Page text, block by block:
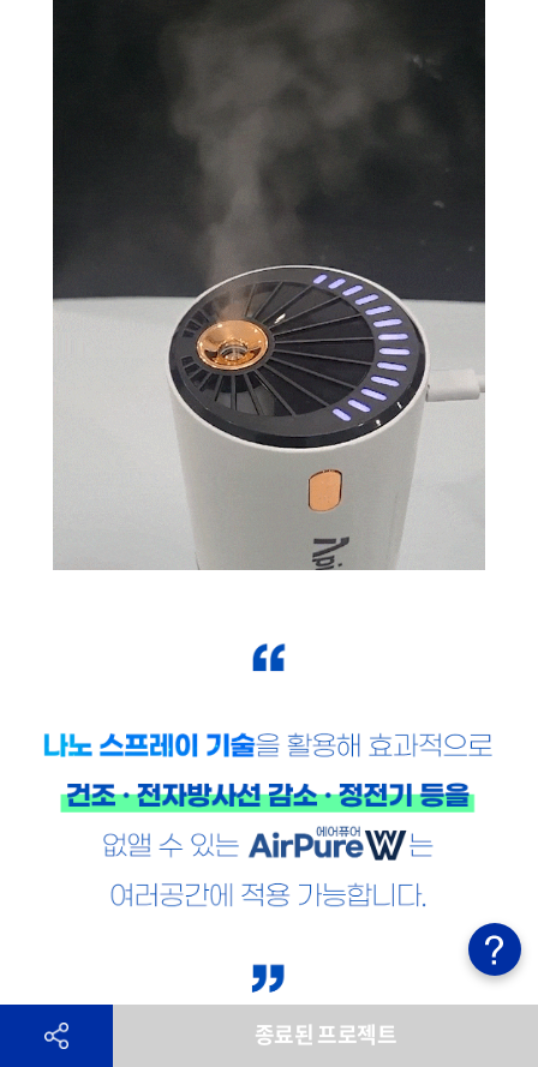
종료된 프로젝트